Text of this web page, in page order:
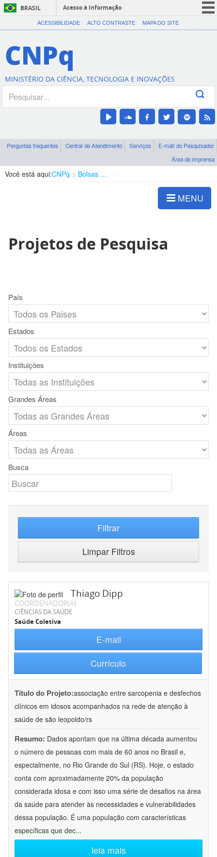
BRASIL
Acesso à informação
CORONAVÍRUS (COVID-19)
Canais
ACESSIBILIDADE ALTO CONTRASTE MAPA DO SITE
CNPq
MINISTÉRIO DA CIÊNCIA, TECNOLOGIA E INOVAÇÕES
Perguntas frequentes Central de Atendimento Serviços
E-mail do Pesquisador
Área de imprensa
Você está aqui:CNPq Bolsas e Auxílios Vigentes
MENU
Projetos de Pesquisa
País
Estados
Instituições
Grandes Áreas
Áreas
Busca
Filtrar
Limpar Filtros
Thiago Dipp
COORDENADOR(A)
CIÊNCIAS DA SAÚDE
Saúde Coletiva
E-mail
Currículo
Título do Projeto:associação entre sarcopenia e desfechos
clínicos em idosos acompanhados na rede de atenção à
saúde de são leopoldo/rs
Resumo: Dados apontam que na última década aumentou
o número de pessoas com mais de 60 anos no Brasil e,
especialmente, no Rio Grande do Sul (RS). Hoje, o estado
conta com aproximadamente 20% da população
considerada idosa e com isso uma série de desafios na área
da saúde para atender às necessidades e vulnerabilidades
dessa população. É uma população com características
específicas que dec...
leia mais